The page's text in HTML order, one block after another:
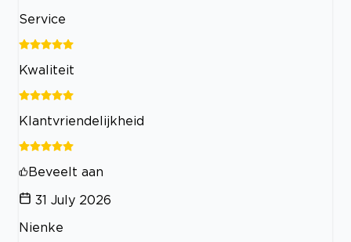
Service
Kwaliteit
Klantvriendelijkheid
Beveelt aan
31 July 2026
Nienke